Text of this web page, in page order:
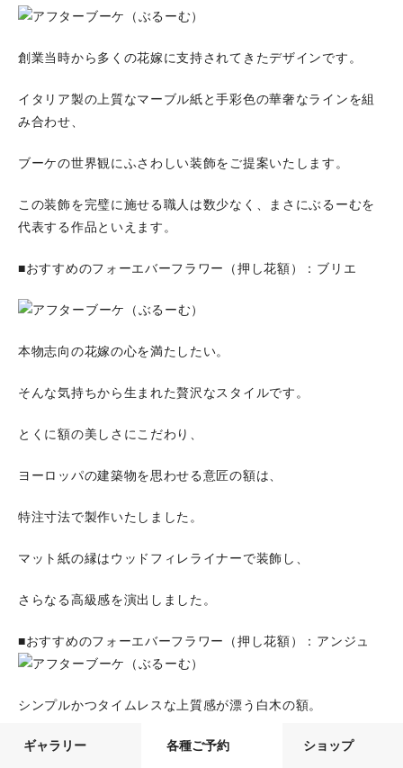
ギャラリー 各種ご予約 ショップ
創業当時から多くの花嫁に支持されてきたデザインです。
イタリア製の上質なマーブル紙と手彩色の華奢なラインを組
み合わせ、
ブーケの世界観にふさわしい装飾をご提案いたします。
この装飾を完璧に施せる職人は数少なく、まさにぶるーむを
代表する作品といえます。
■おすすめのフォーエバーフラワー（押し花額）：ブリエ
本物志向の花嫁の心を満たしたい。
そんな気持ちから生まれた贅沢なスタイルです。
とくに額の美しさにこだわり、
ヨーロッパの建築物を思わせる意匠の額は、
特注寸法で製作いたしました。
マット紙の縁はウッドフィレライナーで装飾し、
さらなる高級感を演出しました。
■おすすめのフォーエバーフラワー（押し花額）：アンジュ
シンプルかつタイムレスな上質感が漂う白木の額。
アンジュSでは、繊細なレースのような羽をデザインした